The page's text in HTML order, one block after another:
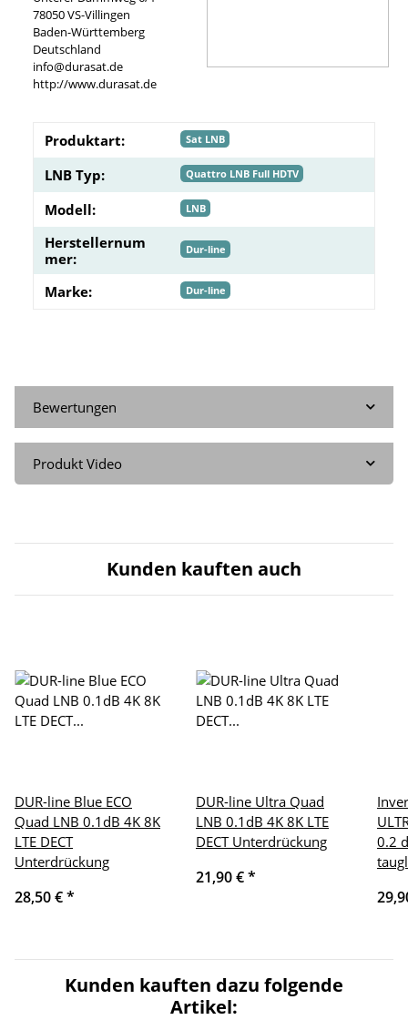
78050 VS-Villingen
Baden-Württemberg
Deutschland
info@durasat.de
http://www.durasat.de
Produktart: Sat LNB
LNB Typ: Quattro LNB Full HDTV
Modell: LNB
Herstellernum
mer:
Dur-line
Marke: Dur-line
Bewertungen
Produkt Video
Kunden kauften auch
DUR-line Blue ECO
Quad LNB 0.1dB 4K 8K
LTE DECT
Unterdrückung
28,50 €*
DUR-line Ultra Quad
LNB 0.1dB 4K 8K LTE
DECT Unterdrückung
21,90 €*
0.2
Kunden kauften dazu folgende
Artikel: